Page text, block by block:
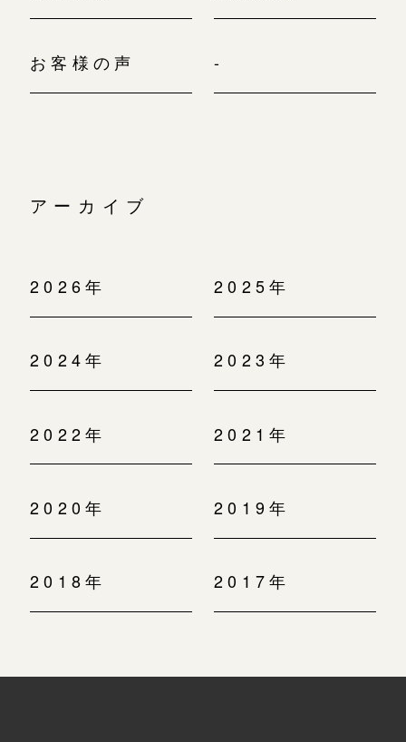
お客様の声 -
アーカイブ
2026年 2025年
2024年 2023年
2022年 2021年
2020年 2019年
2018年 2017年